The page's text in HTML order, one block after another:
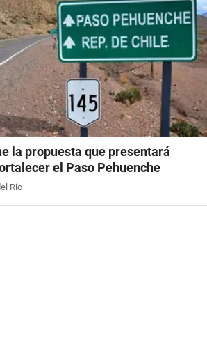
la propuesta que presentará
el Paso Pehuenche
Rio